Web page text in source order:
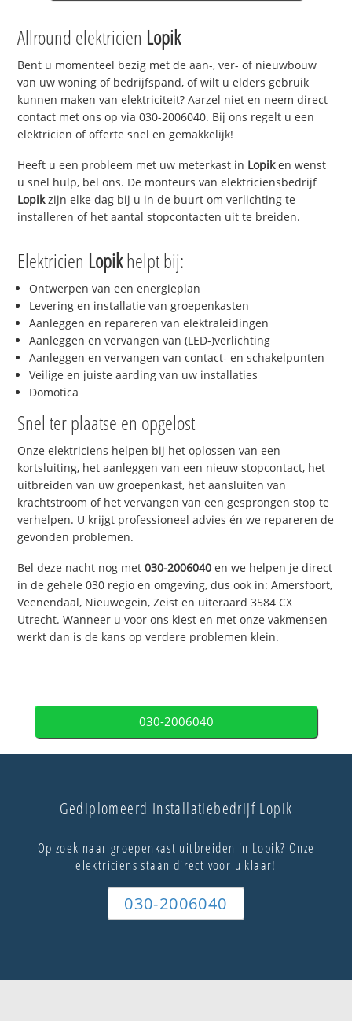
Allround elektricien Lopik
Bent u momenteel bezig met de aan-, ver- of nieuwbouw
van uw woning of bedrijfspand, of wilt u elders gebruik
kunnen maken van elektriciteit? Aarzel niet en neem direct
contact met ons op via 030-2006040. Bij ons regelt u een
elektricien of offerte snel en gemakkelijk!
Heeft u een probleem met uw meterkast in Lopiken wenst
u snel hulp, bel ons. De monteurs van elektriciensbedrijf
Lopikzijn elke dag bij u in de buurt om verlichting te
installeren of het aantal stopcontacten uit te breiden.
Elektricien Lopikhelpt bij:
Ontwerpen van een energieplan
Levering en installatie van groepenkasten
Aanleggen en repareren van elektraleidingen
Aanleggen en vervangen van (LED-)verlichting
Aanleggen en vervangen van contact- en schakelpunten
Veilige en juiste aarding van uw installaties
Domotica
Snel ter plaatse en opgelost
Onze elektriciens helpen bij het oplossen van een
kortsluiting, het aanleggen van een nieuw stopcontact, het
uitbreiden van uw groepenkast, het aansluiten van
krachtstroom of het vervangen van een gesprongen stop te
verhelpen. U krijgt professioneel advies én we repareren de
gevonden problemen.
Bel deze nacht nog met030-2006040 en we helpen je direct
in de gehele 030 regio en omgeving, dus ook in: Amersfoort,
Veenendaal, Nieuwegein, Zeist en uiteraard 3584 CX
Utrecht. Wanneer u voor ons kiest en met onze vakmensen
werkt dan is de kans op verdere problemen klein.
030-2006040
Gediplomeerd Installatiebedrijf Lopik
Op zoek naar groepenkast uitbreiden in Lopik? Onze
elektriciens staan direct voor u klaar!
030-2006040